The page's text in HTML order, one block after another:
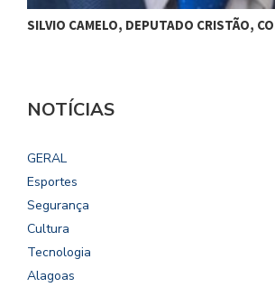
SILVIO CAMELO, DEPUTADO CRISTÃO,
NOTÍCIAS
GERAL
Esportes
Segurança
Cultura
Tecnologia
Alagoas